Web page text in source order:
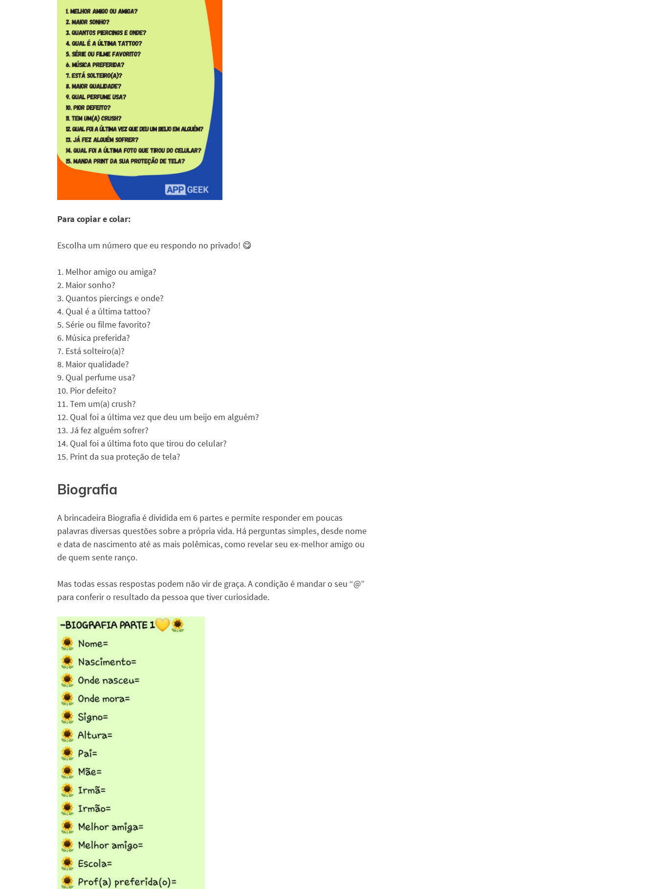
Para copiar e colar:
Escolha um número que eu respondo no privado! 😋
1. Melhor amigo ou amiga?
2. Maior sonho?
3. Quantos piercings e onde?
4. Qual é a última tattoo?
5. Série ou filme favorito?
6. Música preferida?
7. Está solteiro(a)?
8. Maior qualidade?
9. Qual perfume usa?
10. Pior defeito?
11. Tem um(a) crush?
12. Qual foi a última vez que deu um beijo em alguém?
13. Já fez alguém sofrer?
14. Qual foi a última foto que tirou do celular?
15. Print da sua proteção de tela?
Biografia
A brincadeira Biografia é dividida em 6 partes e permite responder em poucas
palavras diversas questões sobre a própria vida. Há perguntas simples, desde nome
e data de nascimento até as mais polêmicas, como revelar seu ex-melhor amigo ou
de quem sente ranço.
Mas todas essas respostas podem não vir de graça. A condição é mandar o seu “@”
para conferir o resultado da pessoa que tiver curiosidade.